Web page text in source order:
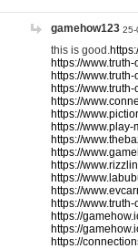
gamehow123 25-
this is good.
https://
https://
https://
https://
https://
https://
https://
https://
https://
https://
https://
https://
https://
https://
https://